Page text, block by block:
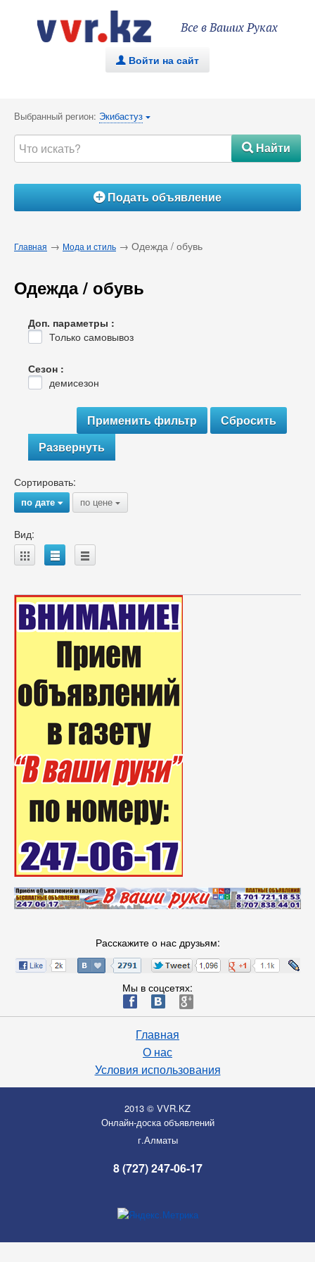
Все в Ваших Руках
. Войти на сайт
Выбранный регион: Экибастуз {
#Найти
ÁПодать объявление
Главная → Мода и стиль → Одежда / обувь
Одежда / обувь
Доп. параметры :
Только самовывоз
Сезон :
демисезон
Развернуть
Сортировать:
по дате{ по цене {
Вид:
A B C
Расскажите о нас друзьям:
Мы в соцсетях:
ä æ è
Главная
О нас
Условия использования
2013 © VVR.KZ
Онлайн-доска объявлений
г.Алматы
8 (727) 247-06-17